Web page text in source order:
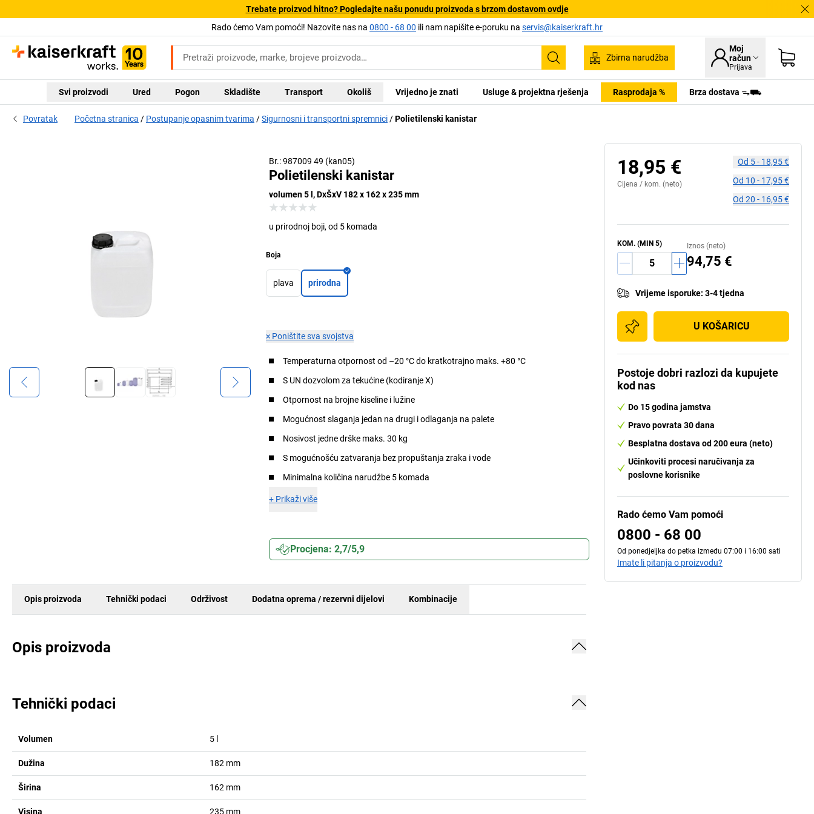
Trebate proizvod hitno? Pogledajte našu ponudu proizvoda s brzom dostavom ovdje
Rado ćemo Vam pomoći! Nazovite nas na 0800 - 68 00 ili nam napišite e-poruku na servis@kaiserkraft.hr
Pretraživanje
Zbirna narudžba
Moj
račun
Prijava
Svi proizvodi Ured Pogon Skladište Transport Okoliš Vrijedno je znati Usluge & projektna rješenja Rasprodaja % Brza dostava ᯓ⛟
Povratak Početna stranica Postupanje opasnim tvarima Sigurnosni i transportni spremnici Polietilenski kanistar
Br.: 987009 49 (kan05)
Polietilenski kanistar
volumen 5 l, DxŠxV 182 x 162 x 235 mm
u prirodnoj boji, od 5 komada
Boja
plava prirodna
× Poništite sva svojstva
Temperaturna otpornost od –20 °C do kratkotrajno maks. +80 °C
S UN dozvolom za tekućine (kodiranje X)
Otpornost na brojne kiseline i lužine
Mogućnost slaganja jedan na drugi i odlaganja na palete
Nosivost jedne drške maks. 30 kg
S mogućnošću zatvaranja bez propuštanja zraka i vode
Minimalna količina narudžbe 5 komada
+ Prikaži više
Procjena: 2,7/5,9
Opis proizvoda Tehnički podaci Održivost Dodatna oprema / rezervni dijelovi Kombinacije
Opis proizvoda
Tehnički podaci
Volumen 5
Dužina 182 mm
Širina 162 mm
Visina 235 mm
18,95 €
Cijena / kom. (neto)
Od 5- 18,95 €
Od 10 - 17,95 €
Od 20 - 16,95 €
KOM. (MIN 5) Iznos (neto)
94,75 €
Vrijeme isporuke: 3-4 tjedna
U KOŠARICU
Postoje dobri razlozi da kupujete
kod nas
Do 15 godina jamstva
Pravo povrata 30 dana
Besplatna dostava od 200 eura (neto)
Učinkoviti procesi naručivanja za
poslovne korisnike
Rado ćemo Vam pomoći
0800 - 68 00
Od ponedjeljka do petka između 07:00 i 16:00 sati
Imate li pitanja o proizvodu?